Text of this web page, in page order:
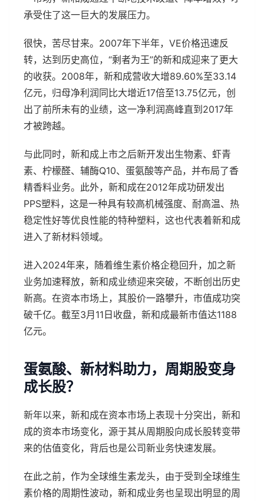
承受住了这一巨大的发展压力。
很快，苦尽甘来。2007年下半年，VE价格迅速反
转，达到历史高位，“剩者为王”的新和成迎来了更大
的收获。2008年，新和成营收大增89.60%至33.14
亿元，归母净利润同比大增近17倍至13.75亿元，创
出了前所未有的业绩，这一净利润高峰直到2017年
才被跨越。
与此同时，新和成上市之后新开发出生物素、虾青
素、柠檬醛、辅酶Q10、蛋氨酸等产品，并布局了香
精香料业务。此外，新和成在2012年成功研发出
PPS塑料，这是一种具有较高机械强度、耐高温、热
稳定性好等优良性能的特种塑料，这也代表着新和成
进入了新材料领域。
进入2024年来，随着维生素价格企稳回升，加之新
业务加速释放，新和成业绩迎来突破，不断创出历史
新高。在资本市场上，其股价一路攀升，市值成功突
破千亿。截至3月11日收盘，新和成最新市值达1188
亿元。
蛋氨酸、新材料助力，周期股变身
成长股？
新年以来，新和成在资本市场上表现十分突出，新和
成的资本市场变化，源于其从周期股向成长股转变带
来的估值变化，背后也是公司新业务快速发展。
在此之前，作为全球维生素龙头，由于受到全球维生
素价格的周期性波动，新和成业务也呈现出明显的周